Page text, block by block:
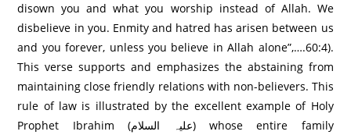
disown you and what you worship instead of Allah. We
disbelieve in you. Enmity and hatred has arisen between us
and you forever, unless you believe in Allah alone”,….60:4).
This verse supports and emphasizes the abstaining from
maintaining close friendly relations with non-believers. This
rule of law is illustrated by the excellent example of Holy
Prophet Ibrahim (علیہ السلام) whose entire family